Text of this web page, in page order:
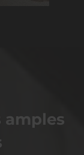
amples